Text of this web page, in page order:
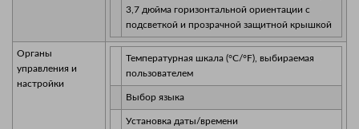
3,7 дюйма горизонтальной ориентации с
подсветкой и прозрачной защитной крышкой
Органы
управления и
настройки
Температурная шкала (°C/°F), выбираемая
пользователем
Выбор языка
Установка даты/времени